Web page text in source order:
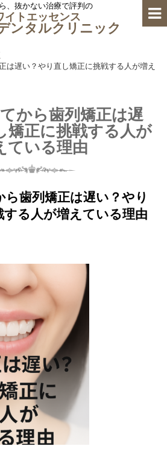
、抜かない治療で評判の
イトエッセンス
ンタルクリニック
は遅い？やり直し矯正に挑戦する人が増え
から歯列矯正は遅
矯正に挑戦する人が
ている理由
ら歯列矯正は遅い？やり
する人が増えている理由